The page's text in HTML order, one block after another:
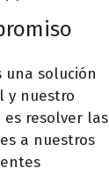
una solución
y nuestro
es resolver las
a nuestros